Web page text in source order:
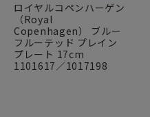
ロイヤルコペンハーゲン
（Royal
Copenhagen） ブルー
フルーテッド プレイン
プレート 17cm
1101617／1017198